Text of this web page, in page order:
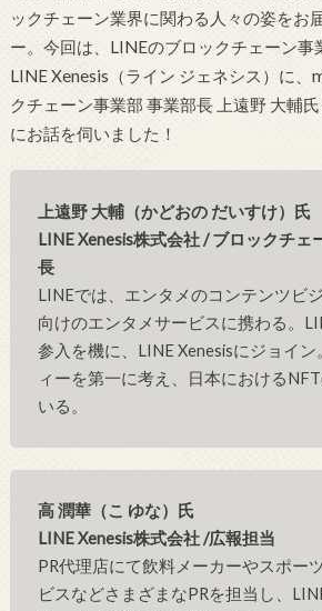
ックチェーン業界に関わる人々の姿をお
ー。今回は、LINEのブロックチェーン事
LINE Xenesis（ライン ジェネシス）に、
クチェーン事業部 事業部長 上遠野 大輔
にお話を伺いました！
上遠野 大輔（かどおの だいすけ）氏
LINE Xenesis株式会社 / ブロックチェ
長
LINEでは、エンタメのコンテンツビ
向けのエンタメサービスに携わる。
参入を機に、LINE Xenesisにジョイ
ィーを第一に考え、日本における
いる。
高 潤華（こ ゆな）氏
LINE Xenesis株式会社 /広報担当
PR代理店にて飲料メーカーやスポー
ビスなどさまざまなPRを担当し、